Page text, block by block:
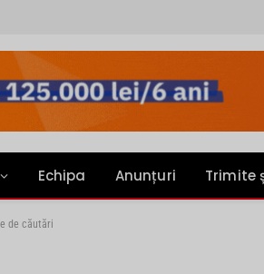
Echipa Anunțuri Trimite
de căutări